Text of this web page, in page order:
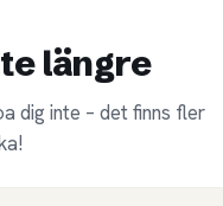
längre
dig inte – det finns fler